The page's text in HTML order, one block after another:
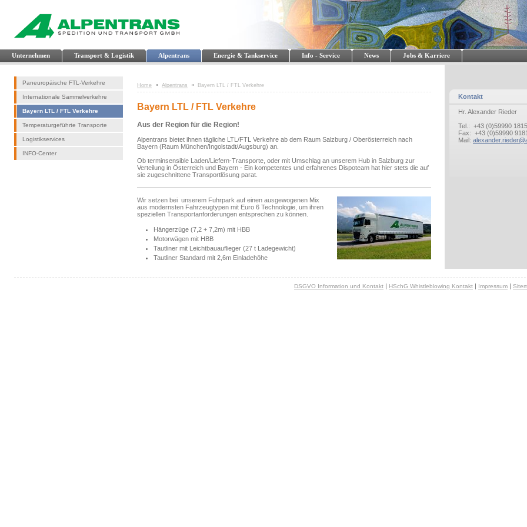
Unternehmen Transport & Logistik Alpentrans Energie & Tankservice Info - Service News Jobs & Karriere
Paneuropäische FTL-Verkehre
Internationale Sammelverkehre
Bayern LTL / FTL Verkehre
Temperaturgeführte Transporte
Logistikservices
INFO-Center
Home Alpentrans Bayern LTL / FTL Verkehre
Bayern LTL / FTL Verkehre
Aus der Region für die Region!
Alpentrans bietet ihnen tägliche LTL/FTL Verkehre ab dem Raum Salzburg / Oberösterreich nach
Bayern (Raum München/Ingolstadt/Augsburg) an.
Ob terminsensible Laden/Liefern-Transporte, oder mit Umschlag an unserem Hub in Salzburg zur
Verteilung in Österreich und Bayern - Ein kompetentes und erfahrenes Dispoteam hat hier stets die auf
sie zugeschnittene Transportlösung parat.
Wir setzen bei unserem Fuhrpark auf einen ausgewogenen Mix
aus modernsten Fahrzeugtypen mit Euro 6 Technologie, um ihren
speziellen Transportanforderungen entsprechen zu können.
Hängerzüge (7,2 + 7,2m) mit HBB
Motorwägen mit HBB
Tautliner mit Leichtbauauflieger (27 t Ladegewicht)
Tautliner Standard mit 2,6m Einladehöhe
Kontakt
Hr. Alexander Rieder
Tel.: +43 (0)59990 1815
Fax: +43 (0)59990
Mail:
DSGVO Information und Kontakt | HSchG Whistleblowing Kontakt | Impressum |